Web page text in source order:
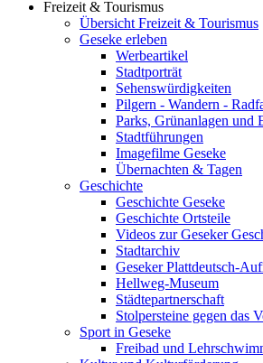
Freizeit & Tourismus
Übersicht Freizeit & Tourismus
Geseke erleben
Werbeartikel
Stadtporträt
Sehenswürdigkeiten
Pilgern - Wandern -
Parks, Grünanlagen und
Stadtführungen
Imagefilme Geseke
Übernachten & Tagen
Geschichte
Geschichte Geseke
Geschichte Ortsteile
Videos zur Geseker
Stadtarchiv
Geseker Plattdeutsch-
Hellweg-Museum
Städtepartnerschaft
Stolpersteine gegen das
Sport in Geseke
Freibad und